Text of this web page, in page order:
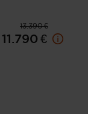
13.390 €
11.790 €